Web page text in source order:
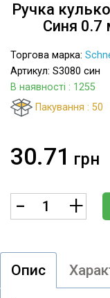
Ручка
Синя 0.7
Торгова марка:
Артикул: S3080 син
В наявності : 1255
Пакування : 50
30.71 грн
Опис